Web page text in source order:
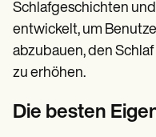
Schlafgeschichten
entwickelt, um
abzubauen, den
zu erhöhen.
Die besten